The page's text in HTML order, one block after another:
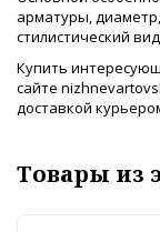
арматуры,
стилистический
Купить
сайте
доставкой
Товары из